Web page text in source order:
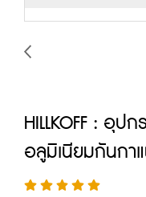
HILLKOFF : อุ
อลูมิเนียมกันกา